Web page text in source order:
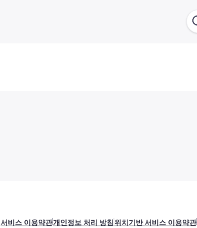
서비스 이용약관개인정보 처리 방침위치기반 서비스 이용약관